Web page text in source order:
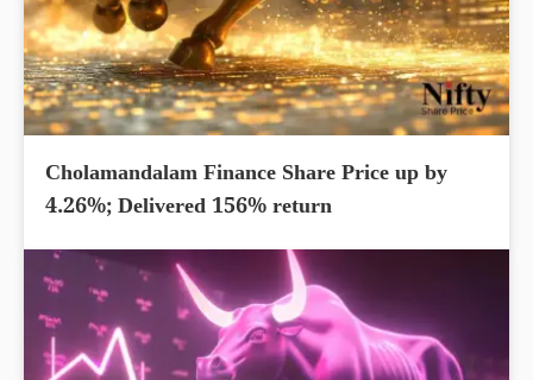
Cholamandalam Finance Share Price up by
4.26%; Delivered 156% return